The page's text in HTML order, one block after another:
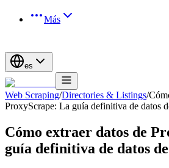
Más
es
Web Scraping/Directories & Listings/
ProxyScrape: La guía definitiva de datos
Cómo extraer datos de
guía definitiva de datos de